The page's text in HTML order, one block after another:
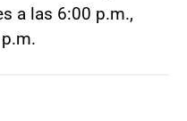
a las 6:00 p.m.,